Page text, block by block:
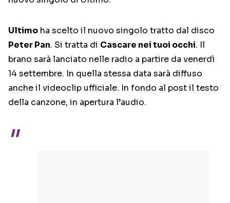
Ultimo ha scelto il nuovo singolo tratto dal disco
Peter Pan. Si tratta di Cascare nei tuoi occhi. Il
brano sarà lanciato nelle radio a partire da venerdì
14 settembre. In quella stessa data sarà diffuso
anche il videoclip ufficiale. In fondo al post il testo
della canzone, in apertura l’audio.